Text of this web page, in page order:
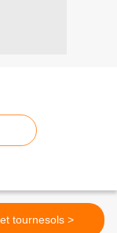
Mer et tournesols >